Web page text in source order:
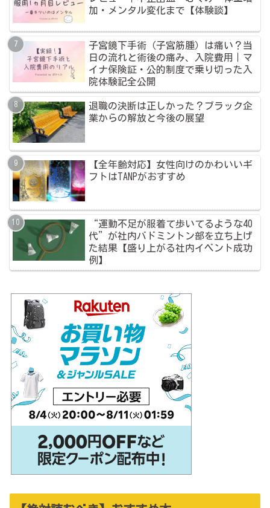
加・メンタル変化まで【体験談】
子宮鏡下手術（子宮筋腫）は痛い？当
日の流れと術後の痛み、入院費用｜マ
イナ保険証・公的制度で乗り切った入
院体験記全公開
退職の決断は正しかった？ブラック企
業からの解放と今後の展望
【全年齢対応】女性向けのかわいいギ
フトはTANPがおすすめ
“運動不足が服着て歩いてるような40
代”が社内バドミントン部を立ち上げ
た結果【盛り上がる社内イベント成功
例】